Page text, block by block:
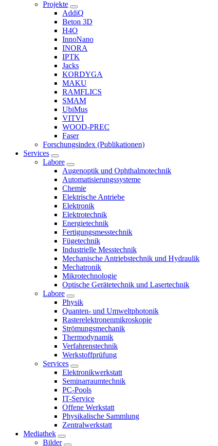
Projekte
AddiQ
Beton 3D
H4O
InnoNano
INORA
IPTK
Jacks
KORDYGA
MAKU
RAMFLICS
SMAM
UbiMus
VITVI
WOOD-PREC
Faser
Forschungsindex (Publikationen)
Services
Labore
Augenoptik und Ophthalmotechnik
Automatisierungssysteme
Chemie
Elektrische Antriebe
Elektronik
Elektrotechnik
Energietechnik
Fertigungsmesstechnik
Fügetechnik
Industrielle Messtechnik
Mechanische Antriebstechnik und Hydraulik
Mechatronik
Mikrotechnologie
Optische Gerätetechnik und Lasertechnik
Labore
Physik
Quanten- und Umweltphotonik
Rasterelektronenmikroskopie
Strömungsmechanik
Thermodynamik
Verfahrenstechnik
Werkstoffprüfung
Services
Elektronikwerkstatt
Seminarraumtechnik
PC-Pools
IT-Service
Offene Werkstatt
Physikalische Sammlung
Zentralwerkstatt
Mediathek
Bilder